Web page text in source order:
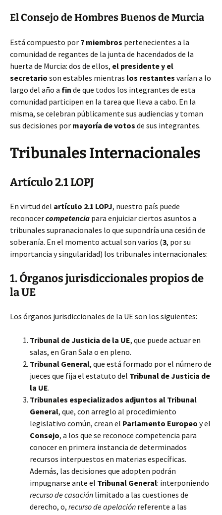
El Consejo de Hombres Buenos de Murcia
Está compuesto por 7 miembros pertenecientes a la
comunidad de regantes de la junta de hacendados de la
huerta de Murcia: dos de ellos, el presidente y el
secretario son estables mientras los restantes varían a lo
largo del año a fin de que todos los integrantes de esta
comunidad participen en la tarea que lleva a cabo. En la
misma, se celebran públicamente sus audiencias y toman
sus decisiones por mayoría de votos de sus integrantes.
Tribunales Internacionales
Artículo 2.1 LOPJ
En virtud del artículo 2.1 LOPJ, nuestro país puede
reconocercompetencia para enjuiciar ciertos asuntos a
tribunales supranacionales lo que supondría una cesión de
soberanía. En el momento actual son varios (3, por su
importancia y singularidad) los tribunales internacionales:
1. Órganos jurisdiccionales propios de
la UE
Los órganos jurisdiccionales de la UE son los siguientes:
Tribunal de Justicia de la UE, que puede actuar en
salas, en Gran Sala o en pleno.
Tribunal General, que está formado por el número de
jueces que fija el estatuto del Tribunal de Justicia de
la UE.
Tribunales especializados adjuntos al Tribunal
General, que, con arreglo al procedimiento
legislativo común, crean el Parlamento Europeo y el
Consejo, a los que se reconoce competencia para
conocer en primera instancia de determinados
recursos interpuestos en materias específicas.
Además, las decisiones que adopten podrán
impugnarse ante el Tribunal General: interponiendo
recurso de casación limitado a las cuestiones de
derecho, o, recurso de apelación referente a las